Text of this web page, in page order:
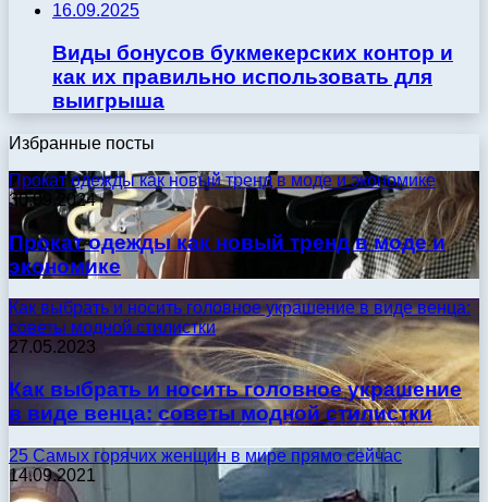
16.09.2025
Виды бонусов букмекерских контор и
как их правильно использовать для
выигрыша
Избранные посты
Прокат одежды как новый тренд в моде и экономике
30.09.2024
Прокат одежды как новый тренд в моде и
экономике
Как выбрать и носить головное украшение в виде венца:
советы модной стилистки
27.05.2023
Как выбрать и носить головное украшение
в виде венца: советы модной стилистки
25 Самых горячих женщин в мире прямо сейчас
14.09.2021